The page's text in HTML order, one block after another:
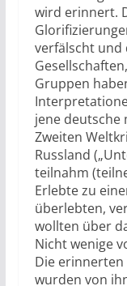
wird erinnert.
verfälscht und
Gruppen
jene deutsche
Zweiten
Russland
teilnahm
Erlebte zu
überlebten,
wollten über
Nicht wenige
Die
wurden von